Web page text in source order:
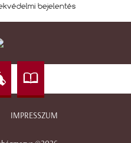
bejelentés
IMPRESSZUM